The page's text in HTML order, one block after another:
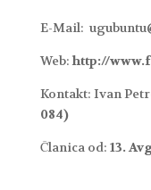
E-Mail:
Web:http://
Kontakt: Ivan
084)
Članica od: 13.